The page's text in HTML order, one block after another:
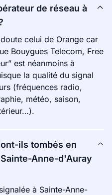
de réseau à
celui de Orange car
Bouygues Telecom, Free
est néanmoins à
la qualité du signal
(fréquences radio,
météo, saison,
ils tombés en
Anne-d'Auray
à Sainte-Anne-